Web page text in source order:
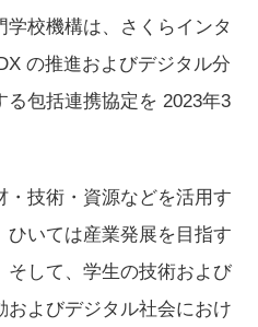
校機構は、さくらインタ
の推進およびデジタル分
包括連携協定を 2023年3
技術・資源などを活用す
ひいては産業発展を目指す
そして、学生の技術および
よびデジタル社会におけ